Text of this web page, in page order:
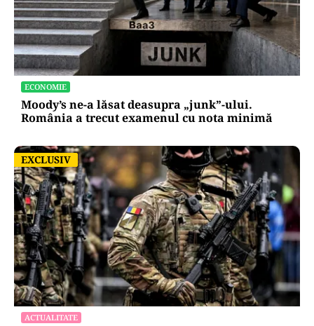
ECONOMIE
Moody’s ne-a lăsat deasupra „junk”-ului.
România a trecut examenul cu nota minimă
EXCLUSIV
EXCLUSIV
ACTUALITATE